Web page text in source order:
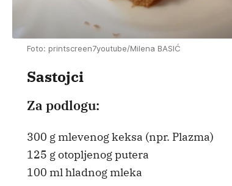
Foto: printscreen7youtube/Milena BASIĆ
Sastojci
Za podlogu:
300 g mlevenog keksa (npr. Plazma)
125 g otopljenog putera
100 ml hladnog mleka